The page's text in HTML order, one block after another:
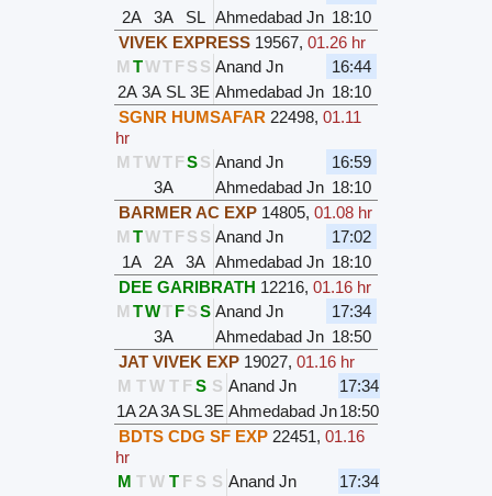
2A
3A SL Ahmedabad Jn 18:10
VIVEK EXPRESS 19567,01.26 hr
M TWTFS S Anand Jn
16:44
2A 3A SL 3E Ahmedabad Jn 18:10
SGNR HUMSAFAR 22498,01.11
hr
M TWTFSS Anand Jn
16:59
3A
Ahmedabad Jn 18:10
BARMER AC EXP 14805,01.08 hr
M TWTFS S Anand Jn
17:02
1A
2A 3A Ahmedabad Jn 18:10
DEE GARIBRATH 12216,01.16 hr
M TWTFS S Anand Jn
17:34
3A
Ahmedabad Jn 18:50
JAT VIVEK EXP 19027,01.16 hr
M T W T F S S Anand Jn
17:34
1A2A3ASL3E Ahmedabad Jn18:50
BDTS CDG SF EXP 22451,01.16
hr
M T W T F S S Anand Jn
17:34